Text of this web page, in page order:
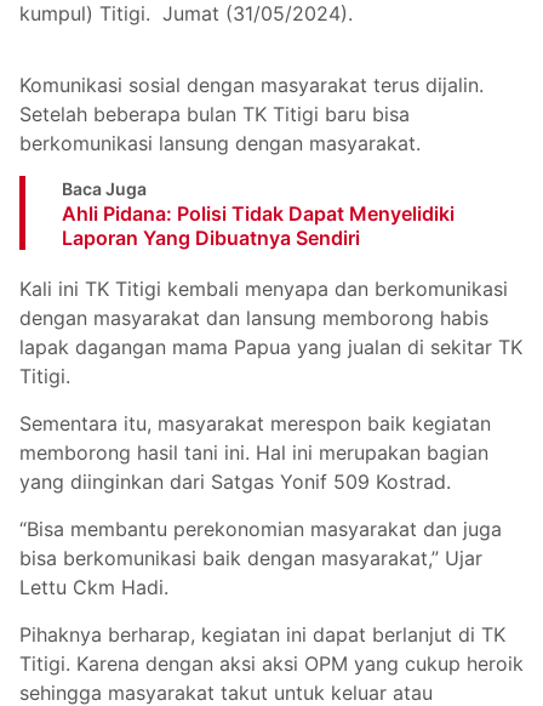
kumpul) Titigi. Jumat (31/05/2024).
Komunikasi sosial dengan masyarakat terus dijalin.
Setelah beberapa bulan TK Titigi baru bisa
berkomunikasi lansung dengan masyarakat.
Baca Juga
Ahli Pidana: Polisi Tidak Dapat Menyelidiki
Laporan Yang Dibuatnya Sendiri
Kali ini TK Titigi kembali menyapa dan berkomunikasi
dengan masyarakat dan lansung memborong habis
lapak dagangan mama Papua yang jualan di sekitar TK
Titigi.
Sementara itu, masyarakat merespon baik kegiatan
memborong hasil tani ini. Hal ini merupakan bagian
yang diinginkan dari Satgas Yonif 509 Kostrad.
“Bisa membantu perekonomian masyarakat dan juga
bisa berkomunikasi baik dengan masyarakat,” Ujar
Lettu Ckm Hadi.
Pihaknya berharap, kegiatan ini dapat berlanjut di TK
Titigi. Karena dengan aksi aksi OPM yang cukup heroik
sehingga masyarakat takut untuk keluar atau